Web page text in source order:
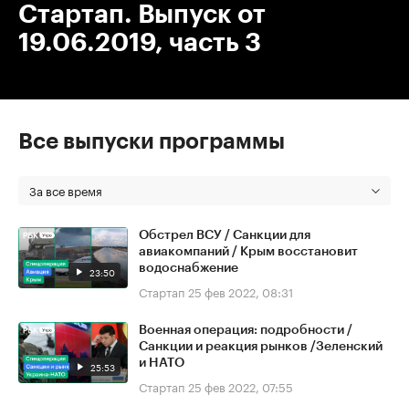
Стартап. Выпуск от
19.06.2019, часть 3
Все выпуски программы
За все время
23:50
Обстрел ВСУ / Санкции для
авиакомпаний / Крым восстановит
водоснабжение
Стартап 25 фев 2022, 08:31
25:53
Военная операция: подробности /
Санкции и реакция рынков /Зеленский
и НАТО
Стартап 25 фев 2022, 07:55